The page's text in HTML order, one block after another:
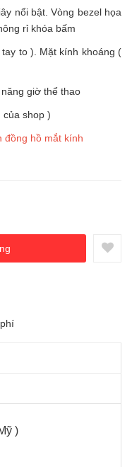
nổi bật. Vòng bezel họa
rỉ khóa bấm
to ). Mặt kính khoáng (
giờ thể thao
shop )
đồng hồ mắt kính
)